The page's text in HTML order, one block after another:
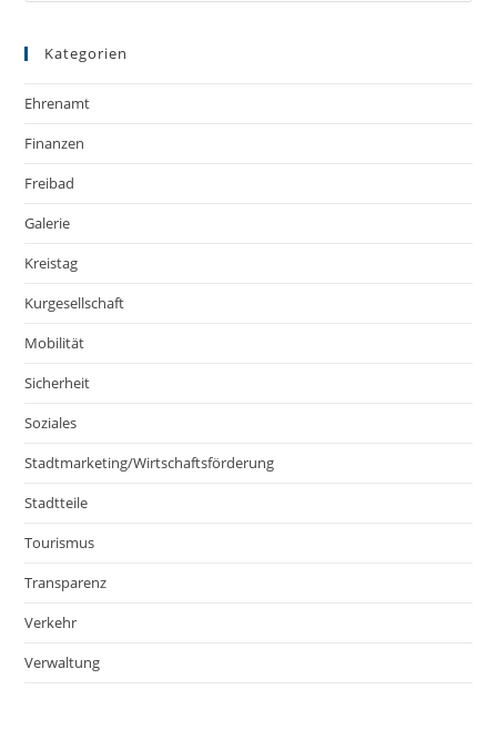
Kategorien
Ehrenamt
Finanzen
Freibad
Galerie
Kreistag
Kurgesellschaft
Mobilität
Sicherheit
Soziales
Stadtmarketing/Wirtschaftsförderung
Stadtteile
Tourismus
Transparenz
Verkehr
Verwaltung